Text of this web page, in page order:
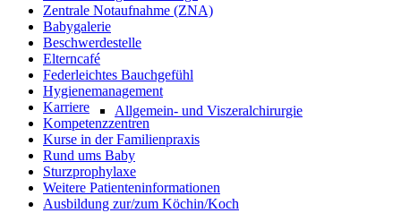
Allgemein- und Viszeralchirurgie
Zentrale Notaufnahme (ZNA)
Babygalerie
Beschwerdestelle
Elterncafé
Federleichtes Bauchgefühl
Hygienemanagement
Karriere
Kompetenzzentren
Kurse in der Familienpraxis
Rund ums Baby
Sturzprophylaxe
Weitere Patienteninformationen
Ausbildung zur/zum Köchin/Koch